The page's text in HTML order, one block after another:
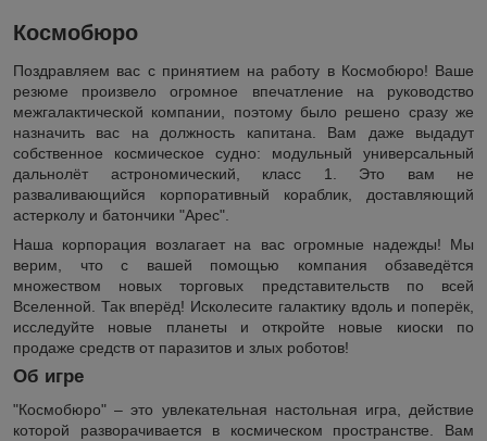
Космобюро
Поздравляем вас с принятием на работу в Космобюро! Ваше
резюме произвело огромное впечатление на руководство
межгалактической компании, поэтому было решено сразу же
назначить вас на должность капитана. Вам даже выдадут
собственное космическое судно: модульный универсальный
дальнолёт астрономический, класс 1. Это вам не
разваливающийся корпоративный кораблик, доставляющий
астерколу и батончики "Арес".
Наша корпорация возлагает на вас огромные надежды! Мы
верим, что с вашей помощью компания обзаведётся
множеством новых торговых представительств по всей
Вселенной. Так вперёд! Исколесите галактику вдоль и поперёк,
исследуйте новые планеты и откройте новые киоски по
продаже средств от паразитов и злых роботов!
Об игре
"Космобюро" – это увлекательная настольная игра, действие
которой разворачивается в космическом пространстве. Вам